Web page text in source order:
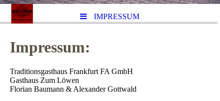
IMPRESSUM
Impressum:
Traditionsgasthaus Frankfurt FA GmbH
Gasthaus Zum Löwen
Florian Baumann & Alexander Gottwald